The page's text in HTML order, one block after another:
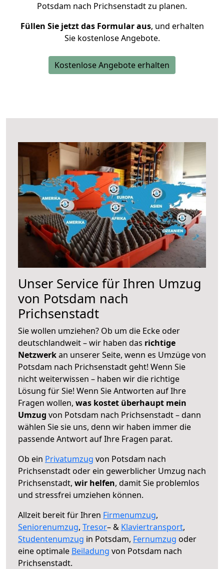
Potsdam nach Prichsenstadt zu planen.
Füllen Sie jetzt das Formular aus, und erhalten
Sie kostenlose Angebote.
Kostenlose Angebote erhalten
Unser Service für Ihren Umzug
von Potsdam nach
Prichsenstadt
Sie wollen umziehen? Ob um die Ecke oder
deutschlandweit – wir haben das richtige
Netzwerkan unserer Seite, wenn es Umzüge von
Potsdam nach Prichsenstadt geht! Wenn Sie
nicht weiterwissen – haben wir die richtige
Lösung für Sie! Wenn Sie Antworten auf Ihre
Fragen wollen, was kostet überhaupt mein
Umzug von Potsdam nach Prichsenstadt – dann
wählen Sie sie uns, denn wir haben immer die
passende Antwort auf Ihre Fragen parat.
Ob ein Privatumzug von Potsdam nach
Prichsenstadt oder ein gewerblicher Umzug nach
Prichsenstadt, wir helfen, damit Sie problemlos
und stressfrei umziehen können.
Allzeit bereit für Ihren Firmenumzug,
Seniorenumzug, Tresor– & Klaviertransport,
Studentenumzug in Potsdam, Fernumzug oder
eine optimale Beiladung von Potsdam nach
Prichsenstadt.